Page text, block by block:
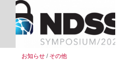
お知らせ/ その他